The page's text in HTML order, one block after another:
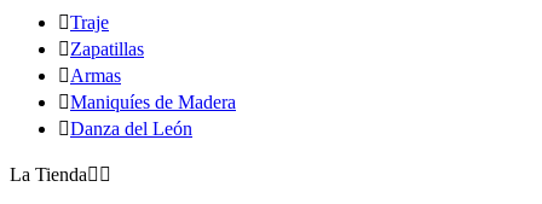
Traje
Zapatillas
Armas
Maniquíes de Madera
Danza del León
La Tienda 